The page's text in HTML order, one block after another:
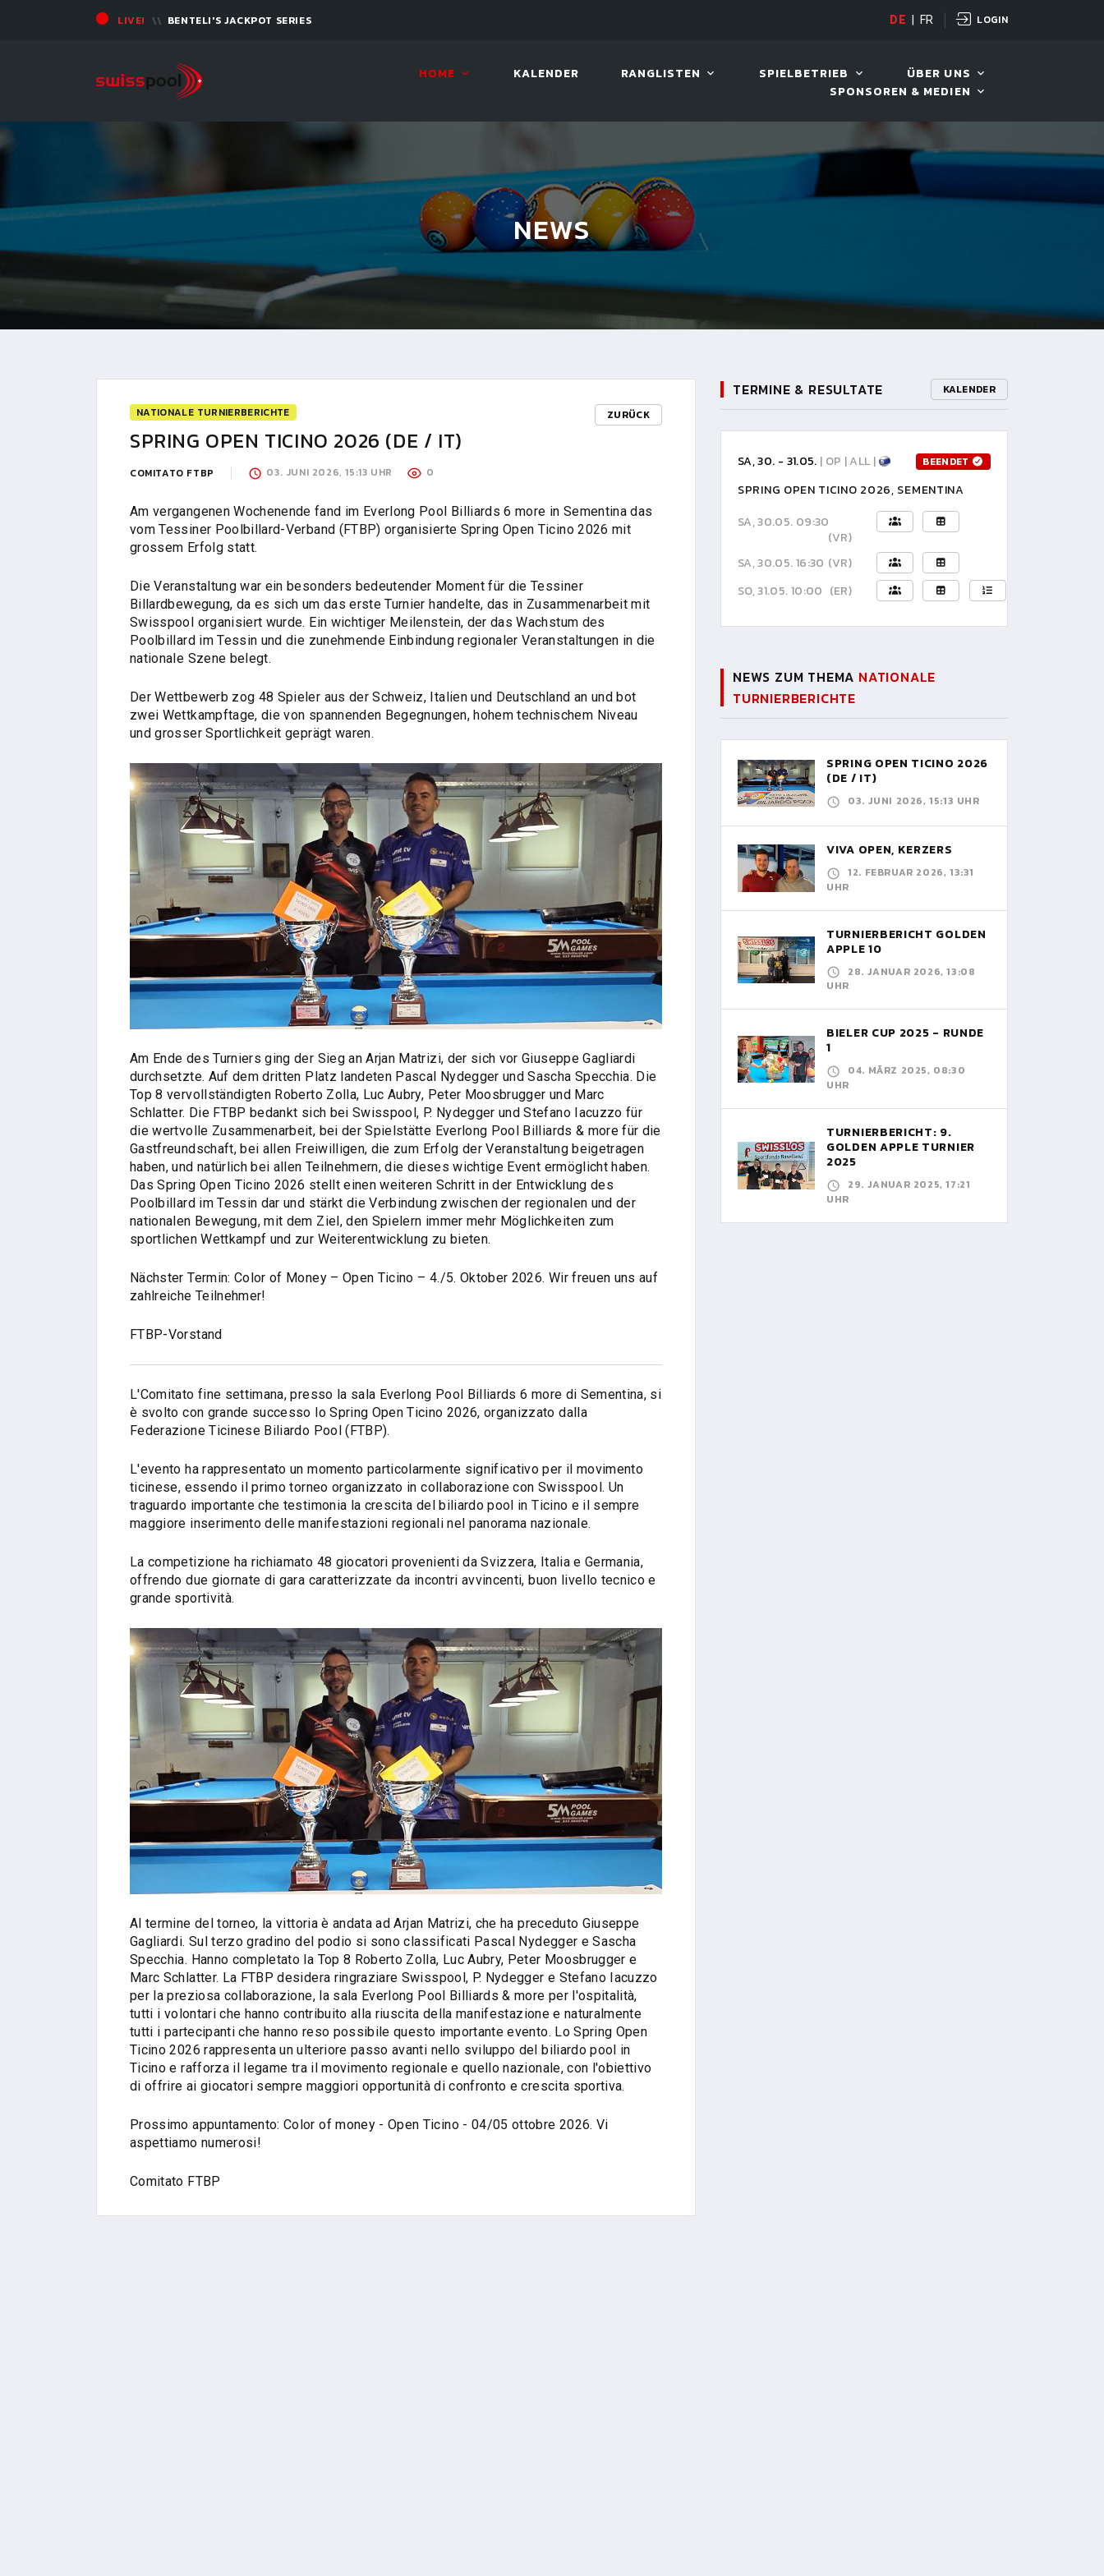
LIVE! BENTELI'S JACKPOT SERIES LIVE! BENTELI'S JACKPOT
DE FR LOGIN
HOME KALENDER RANGLISTEN SPIELBETRIEB
ÜBER UNS
SPONSOREN & MEDIEN
NEWS
NATIONALE TURNIERBERICHTE ZURÜCK
SPRING OPEN TICINO 2026 (DE / IT)
COMITATO FTBP 03. JUNI 2026, 15:13 UHR 0
Am vergangenen Wochenende fand im Everlong Pool Billiards 6 more in Sementina das
vom Tessiner Poolbillard-Verband (FTBP) organisierte Spring Open Ticino 2026 mit
grossem Erfolg statt.
Die Veranstaltung war ein besonders bedeutender Moment für die Tessiner
Billardbewegung, da es sich um das erste Turnier handelte, das in Zusammenarbeit mit
Swisspool organisiert wurde. Ein wichtiger Meilenstein, der das Wachstum des
Poolbillard im Tessin und die zunehmende Einbindung regionaler Veranstaltungen in die
nationale Szene belegt.
Der Wettbewerb zog 48 Spieler aus der Schweiz, Italien und Deutschland an und bot
zwei Wettkampftage, die von spannenden Begegnungen, hohem technischem Niveau
und grosser Sportlichkeit geprägt waren.
Am Ende des Turniers ging der Sieg an Arjan Matrizi, der sich vor Giuseppe Gagliardi
durchsetzte. Auf dem dritten Platz landeten Pascal Nydegger und Sascha Specchia. Die
Top 8 vervollständigten Roberto Zolla, Luc Aubry, Peter Moosbrugger und Marc
Schlatter. Die FTBP bedankt sich bei Swisspool, P. Nydegger und Stefano Iacuzzo für
die wertvolle Zusammenarbeit, bei der Spielstätte Everlong Pool Billiards & more für die
Gastfreundschaft, bei allen Freiwilligen, die zum Erfolg der Veranstaltung beigetragen
haben, und natürlich bei allen Teilnehmern, die dieses wichtige Event ermöglicht haben.
Das Spring Open Ticino 2026 stellt einen weiteren Schritt in der Entwicklung des
Poolbillard im Tessin dar und stärkt die Verbindung zwischen der regionalen und der
nationalen Bewegung, mit dem Ziel, den Spielern immer mehr Möglichkeiten zum
sportlichen Wettkampf und zur Weiterentwicklung zu bieten.
Nächster Termin: Color of Money – Open Ticino – 4./5. Oktober 2026. Wir freuen uns auf
zahlreiche Teilnehmer!
FTBP-Vorstand
L'Comitato fine settimana, presso la sala Everlong Pool Billiards 6 more di Sementina, si
è svolto con grande successo lo Spring Open Ticino 2026, organizzato dalla
Federazione Ticinese Biliardo Pool (FTBP).
L'evento ha rappresentato un momento particolarmente significativo per il movimento
ticinese, essendo il primo torneo organizzato in collaborazione con Swisspool. Un
traguardo importante che testimonia la crescita del biliardo pool in Ticino e il sempre
maggiore inserimento delle manifestazioni regionali nel panorama nazionale.
La competizione ha richiamato 48 giocatori provenienti da Svizzera, Italia e Germania,
offrendo due giornate di gara caratterizzate da incontri avvincenti, buon livello tecnico e
grande sportività.
Al termine del torneo, la vittoria è andata ad Arjan Matrizi, che ha preceduto Giuseppe
Gagliardi. Sul terzo gradino del podio si sono classificati Pascal Nydegger e Sascha
Specchia. Hanno completato la Top 8 Roberto Zolla, Luc Aubry, Peter Moosbrugger e
Marc Schlatter. La FTBP desidera ringraziare Swisspool, P. Nydegger e Stefano Iacuzzo
per la preziosa collaborazione, la sala Everlong Pool Billiards & more per l'ospitalità,
tutti i volontari che hanno contribuito alla riuscita della manifestazione e naturalmente
tutti i partecipanti che hanno reso possibile questo importante evento. Lo Spring Open
Ticino 2026 rappresenta un ulteriore passo avanti nello sviluppo del biliardo pool in
Ticino e rafforza il legame tra il movimento regionale e quello nazionale, con l'obiettivo
di offrire ai giocatori sempre maggiori opportunità di confronto e crescita sportiva.
Prossimo appuntamento: Color of money - Open Ticino - 04/05 ottobre 2026. Vi
aspettiamo numerosi!
Comitato FTBP
TERMINE & RESULTATE KALENDER
SA, 30. - 31.05. | OP | ALL | BEENDET
SPRING OPEN TICINO 2026, SEMENTINA
SA, 30.05. 09:30
(VR)
SA, 30.05. 16:30 (VR)
SO, 31.05. 10:00 (ER)
NEWS ZUM THEMA NATIONALE
TURNIERBERICHTE
SPRING OPEN TICINO 2026
(DE / IT)
03. JUNI 2026, 15:13 UHR
VIVA OPEN, KERZERS
12. FEBRUAR 2026, 13:31
UHR
TURNIERBERICHT GOLDEN
APPLE 10
28. JANUAR 2026, 13:08
UHR
BIELER CUP 2025 - RUNDE
1
04. MÄRZ 2025, 08:30
UHR
TURNIERBERICHT: 9.
GOLDEN APPLE TURNIER
2025
29. JANUAR 2025, 17:21
UHR